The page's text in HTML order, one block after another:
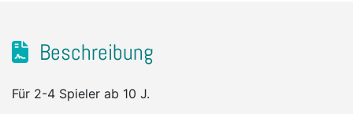
Beschreibung
Für 2-4 Spieler ab 10 J.